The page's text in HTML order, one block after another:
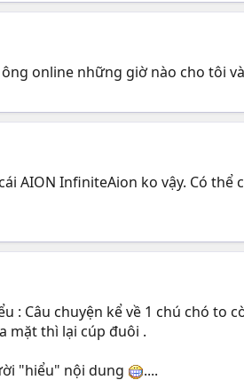
online những giờ nào cho tôi
AION InfiniteAion ko vậy. Có
: Câu chuyện kể về 1 chú chó to
mặt thì lại cúp đuôi .
"hiểu" nội dung
....